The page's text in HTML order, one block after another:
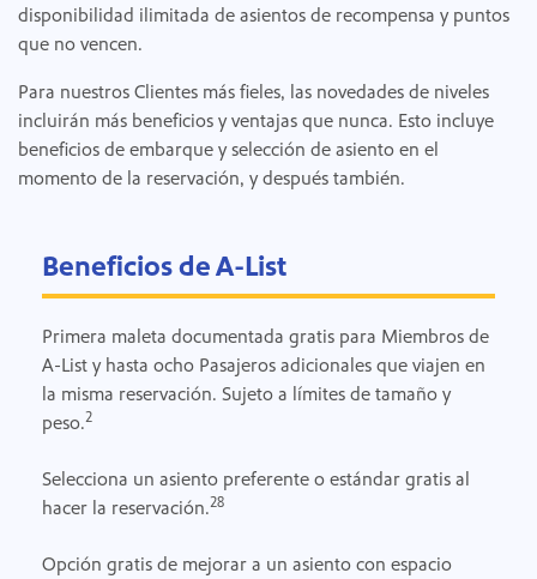
disponibilidad ilimitada de asientos de recompensa y puntos
que no vencen.
Para nuestros Clientes más fieles, las novedades de niveles
incluirán más beneficios y ventajas que nunca. Esto incluye
beneficios de embarque y selección de asiento en el
momento de la reservación, y después también.
Beneficios de A-List
Primera maleta documentada gratis para Miembros de
A-List y hasta ocho Pasajeros adicionales que viajen en
la misma reservación. Sujeto a límites de tamaño y
peso.2
Selecciona un asiento preferente o estándar gratis al
hacer la reservación.28
Opción gratis de mejorar a un asiento con espacio